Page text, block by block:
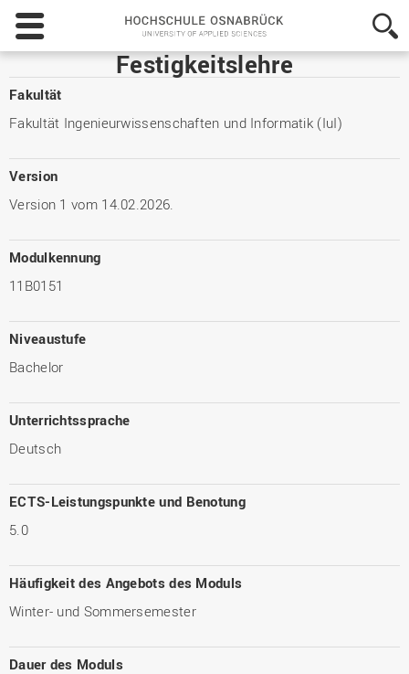
Hochschule
Osnabrück
-
University
Sciences
Festigkeitslehre
Fakultät
Fakultät Ingenieurwissenschaften und Informatik (IuI)
Version
Version 1 vom 14.02.2026.
Modulkennung
11B0151
Niveaustufe
Bachelor
Unterrichtssprache
Deutsch
ECTS-Leistungspunkte und Benotung
5.0
Häufigkeit des Angebots des Moduls
Winter- und Sommersemester
Dauer des Moduls